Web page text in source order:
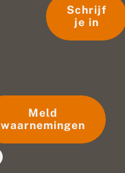
Schrijf
je in
Meld
waarnemingen